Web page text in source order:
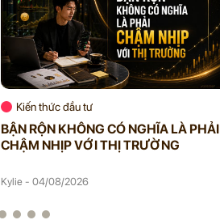
Kiến thức đầu tư
BẬN RỘN KHÔNG CÓ NGHĨA LÀ PHẢI
CHẬM NHỊP VỚI THỊ TRƯỜNG
Kylie - 04/08/2026